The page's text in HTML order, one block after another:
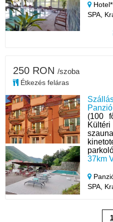
SPA,
(100
37km
SPA,
250 RON /szoba
Étkezés feláras